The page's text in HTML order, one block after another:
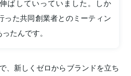
ばしていっていました。しか
った共同創業者とのミーティン
たんです。
、新しくゼロからブランドを立ち